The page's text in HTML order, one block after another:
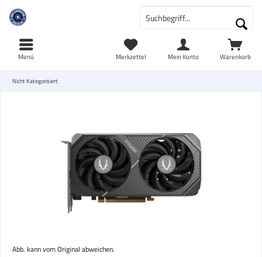
Warenkorb
Merkzettel Mein Konto
Menü
Nicht Kategorisiert
Abb. kann vom Original abweichen.